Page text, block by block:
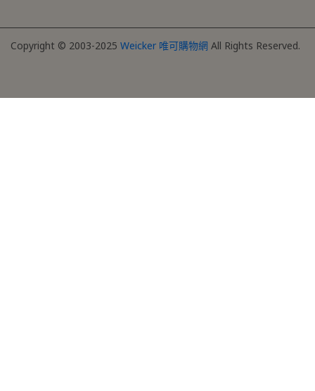
Copyright © 2003-2025 Weicker 唯可購物網 All Rights Reserved.